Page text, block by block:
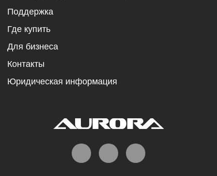
Поддержка
Где купить
Для бизнеса
Контакты
Юридическая информация